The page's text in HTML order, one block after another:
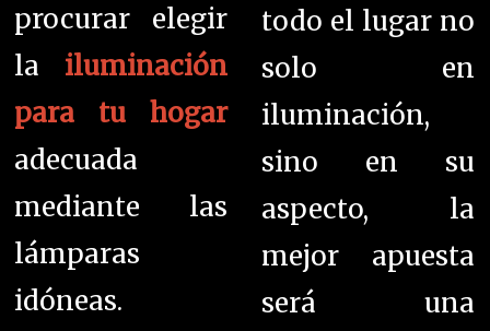
procurar elegir
la iluminación
para tu hogar
adecuada
mediante las
lámparas
idóneas.
todo el lugar no
solo en
iluminación,
sino en su
aspecto, la
mejor apuesta
será una